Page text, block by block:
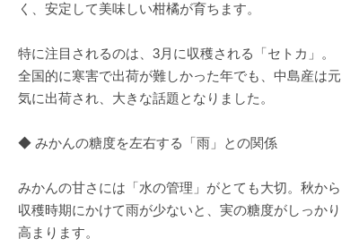
く、安定して美味しい柑橘が育ちます。
特に注目されるのは、3月に収穫される「セトカ」。
全国的に寒害で出荷が難しかった年でも、中島産は元
気に出荷され、大きな話題となりました。
◆ みかんの糖度を左右する「雨」との関係
みかんの甘さには「水の管理」がとても大切。秋から
収穫時期にかけて雨が少ないと、実の糖度がしっかり
高まります。